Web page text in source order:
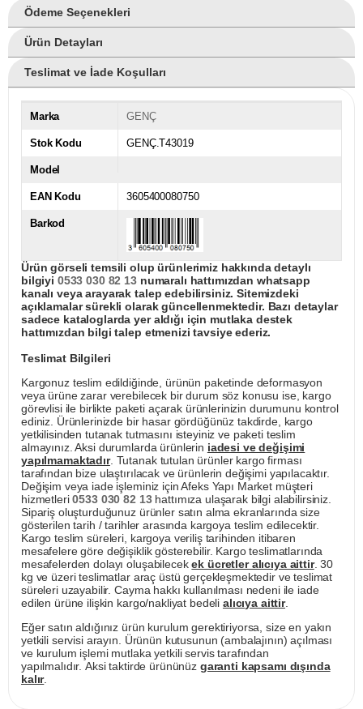
Ödeme Seçenekleri
Ürün Detayları
Teslimat ve İade Koşulları
Marka GENÇ
Stok Kodu GENÇ.T43019
Model
EAN Kodu 3605400080750
Barkod
Ürün görseli temsili olup ürünlerimiz hakkında detaylı
bilgiyi 0533 030 82 13numaralı hattımızdan whatsapp
kanalı veya arayarak talep edebilirsiniz. Sitemizdeki
açıklamalar sürekli olarak güncellenmektedir. Bazı detaylar
sadece kataloglarda yer aldığı için mutlaka destek
hattımızdan bilgi talep etmenizi tavsiye ederiz.
Teslimat Bilgileri
Kargonuz teslim edildiğinde, ürünün paketinde deformasyon
veya ürüne zarar verebilecek bir durum söz konusu ise, kargo
görevlisi ile birlikte paketi açarak ürünlerinizin durumunu kontrol
ediniz. Ürünlerinizde bir hasar gördüğünüz takdirde, kargo
yetkilisinden tutanak tutmasını isteyiniz ve paketi teslim
almayınız. Aksi durumlarda ürünlerin iadesi ve değişimi
yapılmamaktadır. Tutanak tutulan ürünler kargo firması
tarafından bize ulaştırılacak ve ürünlerin değişimi yapılacaktır.
Değişim veya iade işleminiz için Afeks Yapı Market müşteri
hizmetleri0533 030 82 13hattımıza ulaşarak bilgi alabilirsiniz.
Sipariş oluşturduğunuz ürünler satın alma ekranlarında size
gösterilen tarih / tarihler arasında kargoya teslim edilecektir.
Kargo teslim süreleri, kargoya veriliş tarihinden itibaren
mesafelere göre değişiklik gösterebilir. Kargo teslimatlarında
mesafelerden dolayı oluşabilecekek ücretler alıcıya aittir. 30
kg ve üzeri teslimatlar araç üstü gerçekleşmektedir ve teslimat
süreleri uzayabilir. Cayma hakkı kullanılması nedeni ile iade
edilen ürüne ilişkin kargo/nakliyat bedeli alıcıya aittir.
Eğer satın aldığınız ürün kurulum gerektiriyorsa, size en yakın
yetkili servisi arayın. Ürünün kutusunun (ambalajının) açılması
ve kurulum işlemi mutlaka yetkili servis tarafından
yapılmalıdır. Aksi taktirde ürününüz garanti kapsamı dışında
kalır.